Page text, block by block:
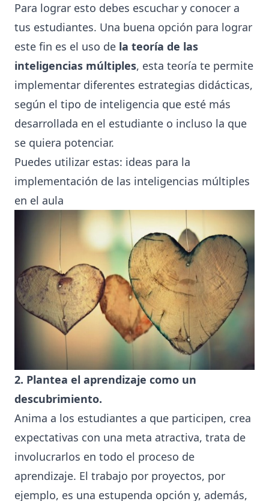
Para lograr esto debes escuchar y conocer a
tus estudiantes. Una buena opción para lograr
este fin es el uso de la teoría de las
inteligencias múltiples, esta teoría te permite
implementar diferentes estrategias didácticas,
según el tipo de inteligencia que esté más
desarrollada en el estudiante o incluso la que
se quiera potenciar.
Puedes utilizar estas: ideas para la
implementación de las inteligencias múltiples
en el aula
2. Plantea el aprendizaje como un
descubrimiento.
Anima a los estudiantes a que participen, crea
expectativas con una meta atractiva, trata de
involucrarlos en todo el proceso de
aprendizaje. El trabajo por proyectos, por
ejemplo, es una estupenda opción y, además,